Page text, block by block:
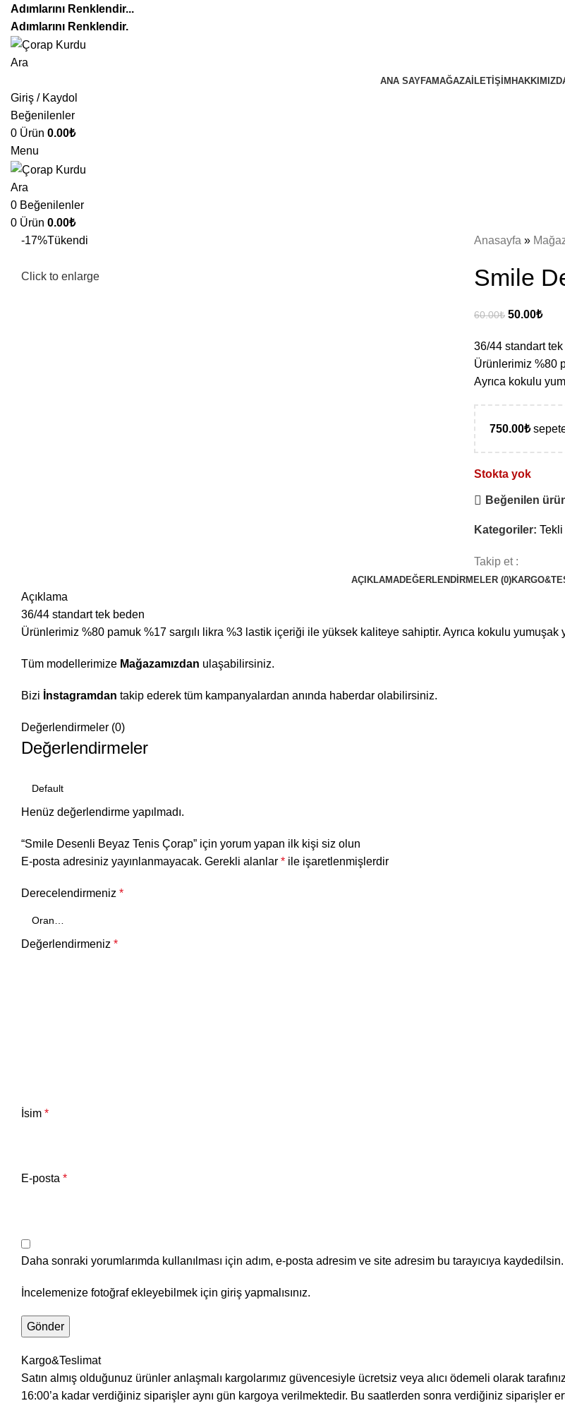
Adımlarını Renklendir...
Adımlarını Renklendir.
Ara
ANA SAYFAMAĞAZAİLETIŞIM
Giriş / Kaydol
Beğenilenler
0 Ürün 0.00₺
Menu
Ara
0 Beğenilenler
0 Ürün 0.00₺
-17%Tükendi
Click to enlarge
Anasayfa »
Smile
60.00₺ 50.00₺
36/44 standart
Ürünlerimiz %80
Ayrıca kokulu
750.00₺
Stokta yok
Beğenilen
Kategoriler:
Takip et :
AÇIKLAMADEĞERLENDIRMELER (0)
Açıklama
36/44 standart tek beden
Ürünlerimiz %80 pamuk %17 sargılı likra %3 lastik içeriği ile yüksek kaliteye sahiptir. Ayrıca kokulu yumuşak
Tüm modellerimize Mağazamızdan ulaşabilirsiniz.
Bizi İnstagramdan takip ederek tüm kampanyalardan anında haberdar olabilirsiniz.
Değerlendirmeler (0)
Değerlendirmeler
Henüz değerlendirme yapılmadı.
“Smile Desenli Beyaz Tenis Çorap” için yorum yapan ilk kişi siz olun
E-posta adresiniz yayınlanmayacak. Gerekli alanlar * ile işaretlenmişlerdir
Derecelendirmeniz *
Değerlendirmeniz *
İsim *
E-posta *
Daha sonraki yorumlarımda kullanılması için adım, e-posta adresim ve site adresim bu tarayıcıya kaydedilsin.
İncelemenize fotoğraf ekleyebilmek için giriş yapmalısınız.
Kargo&Teslimat
Satın almış olduğunuz ürünler anlaşmalı kargolarımız güvencesiyle ücretsiz veya alıcı ödemeli olarak
16:00’a kadar verdiğiniz siparişler aynı gün kargoya verilmektedir. Bu saatlerden sonra verdiğiniz siparişler